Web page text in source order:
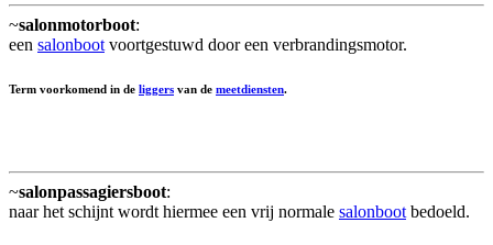
~salonmotorboot:
een salonboot voortgestuwd door een verbrandingsmotor.
Term voorkomend in de liggers van de meetdiensten.
~salonpassagiersboot:
naar het schijnt wordt hiermee een vrij normale salonboot bedoeld.